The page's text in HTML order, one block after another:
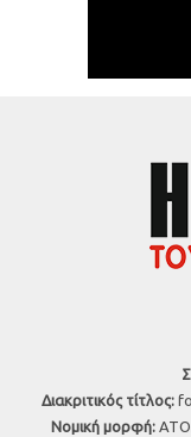
Διακριτικός τίτλος:
Νομική μορφή: